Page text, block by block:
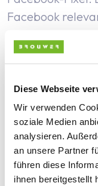
Diese Webseite
Wir verwenden
soziale Medien
analysieren.
an unsere Partner
führen diese
ihnen bereitgestellt
Facebook
Google Analytics
diese zu
Analytics.
Geschlecht und
werden daher
gesetzt. Diese
bis zu 2 Jahre